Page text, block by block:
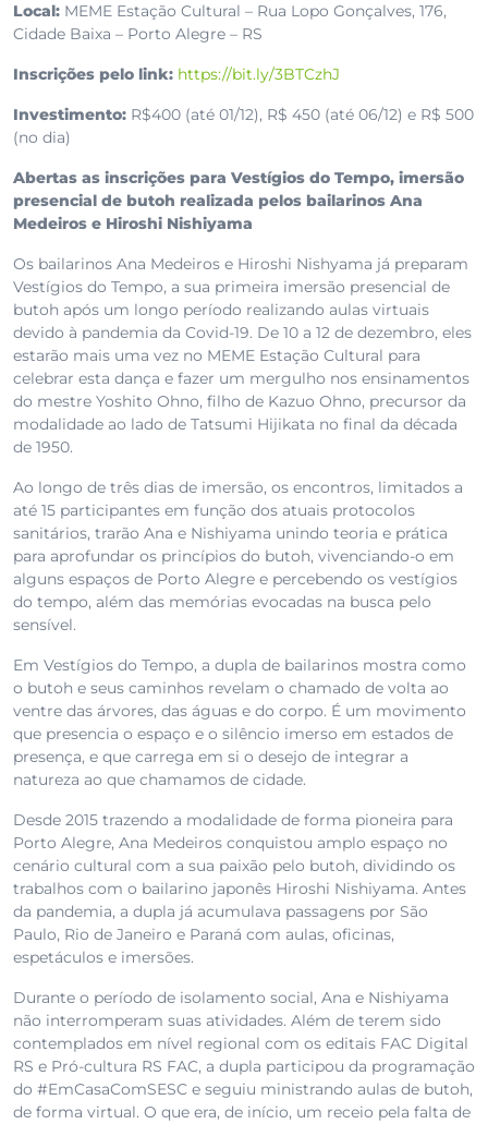
Local: MEME Estação Cultural – Rua Lopo Gonçalves, 176,
Cidade Baixa – Porto Alegre – RS
Inscrições pelo link: https://bit.ly/3BTCzhJ
Investimento: R$400 (até 01/12), R$ 450 (até 06/12) e R$ 500
(no dia)
Abertas as inscrições para Vestígios do Tempo, imersão
presencial de butoh realizada pelos bailarinos Ana
Medeiros e Hiroshi Nishiyama
Os bailarinos Ana Medeiros e Hiroshi Nishyama já preparam
Vestígios do Tempo, a sua primeira imersão presencial de
butoh após um longo período realizando aulas virtuais
devido à pandemia da Covid-19. De 10 a 12 de dezembro, eles
estarão mais uma vez no MEME Estação Cultural para
celebrar esta dança e fazer um mergulho nos ensinamentos
do mestre Yoshito Ohno, filho de Kazuo Ohno, precursor da
modalidade ao lado de Tatsumi Hijikata no final da década
de 1950.
Ao longo de três dias de imersão, os encontros, limitados a
até 15 participantes em função dos atuais protocolos
sanitários, trarão Ana e Nishiyama unindo teoria e prática
para aprofundar os princípios do butoh, vivenciando-o em
alguns espaços de Porto Alegre e percebendo os vestígios
do tempo, além das memórias evocadas na busca pelo
sensível.
Em Vestígios do Tempo, a dupla de bailarinos mostra como
o butoh e seus caminhos revelam o chamado de volta ao
ventre das árvores, das águas e do corpo. É um movimento
que presencia o espaço e o silêncio imerso em estados de
presença, e que carrega em si o desejo de integrar a
natureza ao que chamamos de cidade.
Desde 2015 trazendo a modalidade de forma pioneira para
Porto Alegre, Ana Medeiros conquistou amplo espaço no
cenário cultural com a sua paixão pelo butoh, dividindo os
trabalhos com o bailarino japonês Hiroshi Nishiyama. Antes
da pandemia, a dupla já acumulava passagens por São
Paulo, Rio de Janeiro e Paraná com aulas, oficinas,
espetáculos e imersões.
Durante o período de isolamento social, Ana e Nishiyama
não interromperam suas atividades. Além de terem sido
contemplados em nível regional com os editais FAC Digital
RS e Pró-cultura RS FAC, a dupla participou da programação
do #EmCasaComSESC e seguiu ministrando aulas de butoh,
de forma virtual. O que era, de início, um receio pela falta de